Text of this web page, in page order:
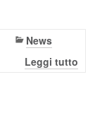
News
Leggi tutto